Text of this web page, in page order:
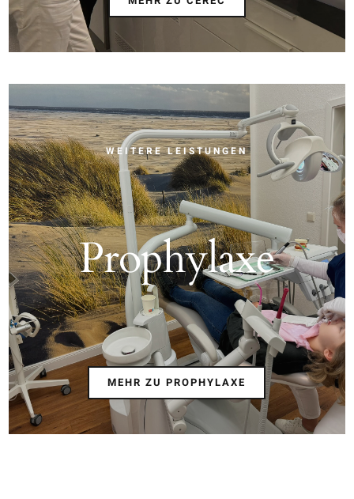
WEITERE LEISTUNGEN
Prophylaxe
MEHR ZU PROPHYLAXE